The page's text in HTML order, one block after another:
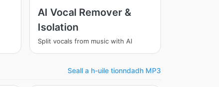
AI Vocal Remover &
Isolation
Split vocals from music with AI
Seall a h-uile tionndadh MP3